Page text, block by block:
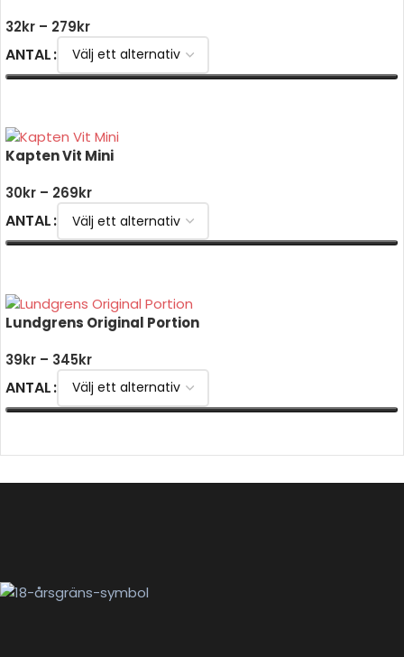
32kr – 279kr
ANTAL
Kapten Vit Mini
30kr – 269kr
ANTAL
Lundgrens Original Portion
39kr – 345kr
ANTAL